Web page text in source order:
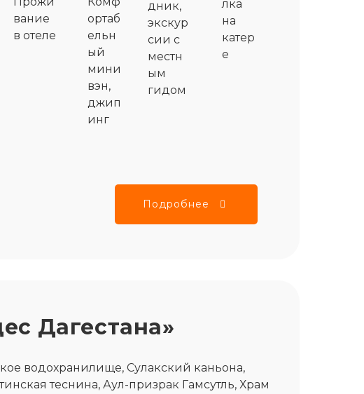
вание
в отеле
ортаб
ельн
ый
мини
вэн,
джип
инг
дник,
экскур
сии с
местн
ым
гидом
лка
на
катер
е
Подробнее
Дагестана»
водохранилище, Сулакский каньона,
теснина, Аул-призрак Гамсутль, Храм